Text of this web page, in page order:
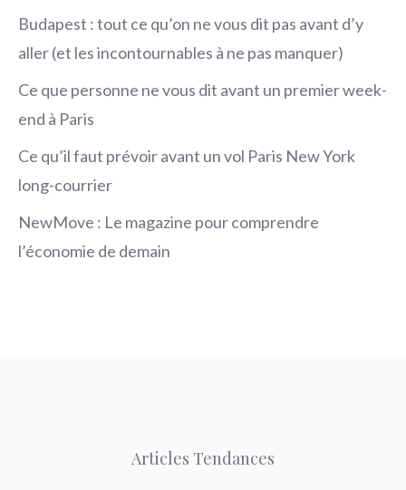
Budapest : tout ce qu’on ne vous dit pas avant d’y
aller (et les incontournables à ne pas manquer)
Ce que personne ne vous dit avant un premier week-
end à Paris
Ce qu’il faut prévoir avant un vol Paris New York
long-courrier
NewMove : Le magazine pour comprendre
l’économie de demain
Articles Tendances